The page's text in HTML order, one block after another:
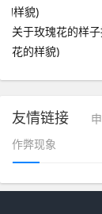
关于玫瑰花的样
花的样貌)
友情链接
作弊现象